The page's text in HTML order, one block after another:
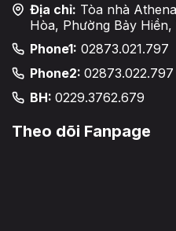
Địa chỉ: Tòa nhà
Hòa, Phường Bảy
Phone1: 02873.021.797
Phone2: 02873.022.797
BH: 0229.3762.679
Theo dõi Fanpage